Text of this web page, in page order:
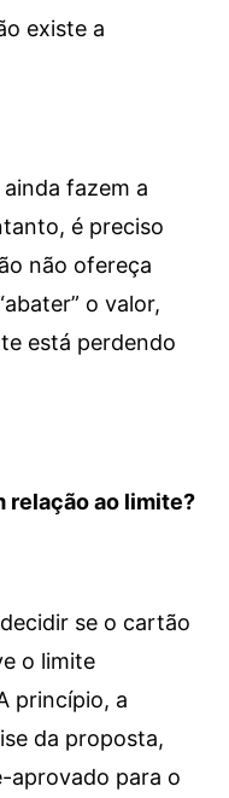
existe a
fazem a
é preciso
não ofereça
o valor,
está perdendo
relação ao limite?
se o cartão
o limite
princípio, a
da proposta,
aprovado para o